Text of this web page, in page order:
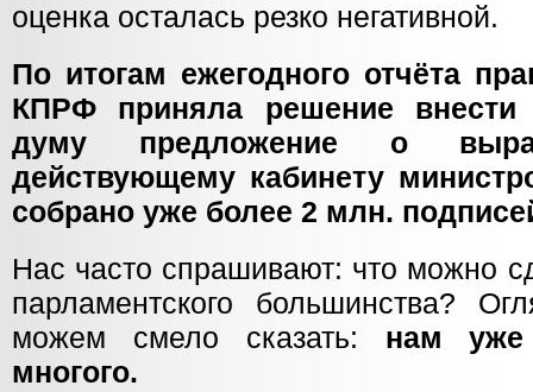
оценка осталась резко негативной.
По итогам ежегодного отчёта
КПРФ приняла решение внести
думу предложение о
действующему кабинету
собрано уже более 2 млн.
Нас часто спрашивают: что можно
парламентского большинства?
можем смело сказать: нам уже
многого.